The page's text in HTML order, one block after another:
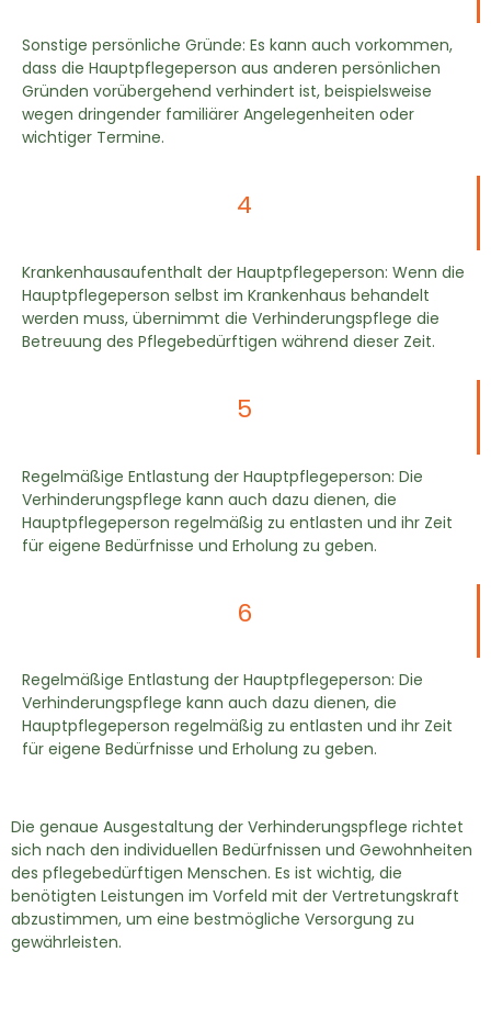
Sonstige persönliche Gründe: Es kann auch vorkommen,
dass die Hauptpflegeperson aus anderen persönlichen
Gründen vorübergehend verhindert ist, beispielsweise
wegen dringender familiärer Angelegenheiten oder
wichtiger Termine.
4
Krankenhausaufenthalt der Hauptpflegeperson: Wenn die
Hauptpflegeperson selbst im Krankenhaus behandelt
werden muss, übernimmt die Verhinderungspflege die
Betreuung des Pflegebedürftigen während dieser Zeit.
5
Regelmäßige Entlastung der Hauptpflegeperson: Die
Verhinderungspflege kann auch dazu dienen, die
Hauptpflegeperson regelmäßig zu entlasten und ihr Zeit
für eigene Bedürfnisse und Erholung zu geben.
6
Regelmäßige Entlastung der Hauptpflegeperson: Die
Verhinderungspflege kann auch dazu dienen, die
Hauptpflegeperson regelmäßig zu entlasten und ihr Zeit
für eigene Bedürfnisse und Erholung zu geben.
Die genaue Ausgestaltung der Verhinderungspflege richtet
sich nach den individuellen Bedürfnissen und Gewohnheiten
des pflegebedürftigen Menschen. Es ist wichtig, die
benötigten Leistungen im Vorfeld mit der Vertretungskraft
abzustimmen, um eine bestmögliche Versorgung zu
gewährleisten.